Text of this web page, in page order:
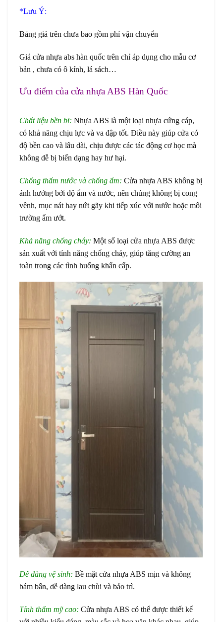
*Lưu Ý:
Bảng giá trên chưa bao gồm phí vận chuyển
Giá cửa nhựa abs hàn quốc trên chỉ áp dụng cho mẫu cơ
bản , chưa có ô kính, lá sách…
Ưu điểm của cửa nhựa ABS Hàn Quốc
Chất liệu bền bỉ: Nhựa ABS là một loại nhựa cứng cáp,
có khả năng chịu lực và va đập tốt. Điều này giúp cửa có
độ bền cao và lâu dài, chịu được các tác động cơ học mà
không dễ bị biến dạng hay hư hại.
Chống thấm nước và chống ẩm: Cửa nhựa ABS không bị
ảnh hưởng bởi độ ẩm và nước, nên chúng không bị cong
vênh, mục nát hay nứt gãy khi tiếp xúc với nước hoặc môi
trường ẩm ướt.
Khả năng chống cháy: Một số loại cửa nhựa ABS được
sản xuất với tính năng chống cháy, giúp tăng cường an
toàn trong các tình huống khẩn cấp.
Dễ dàng vệ sinh: Bề mặt cửa nhựa ABS mịn và không
bám bẩn, dễ dàng lau chùi và bảo trì.
Tính thẩm mỹ cao: Cửa nhựa ABS có thể được thiết kế